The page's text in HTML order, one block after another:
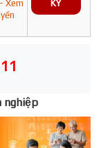
Xem
KÝ
nghiệp